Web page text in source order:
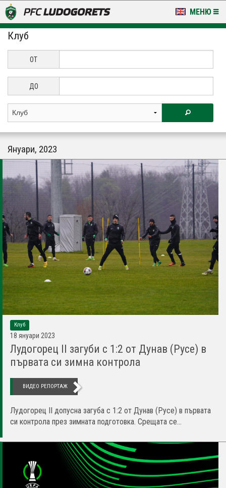
МЕНЮ
НОВИНИ & ГАЛЕРИИ
LUDOGORETS TV
СТАДИОН & БАЗИ
ЗА ФЕНОВЕ
Клуб
ОТ
ДО
Януари, 2023
Клуб
18 януари 2023
Лудогорец II загуби с 1:2 от Дунав (Русе) в
първата си зимна контрола
ВИДЕО РЕПОРТАЖ
Лудогорец II допусна загуба с 1:2 от Дунав (Русе) в първата
си контрола през зимната подготовка. Срещата се...